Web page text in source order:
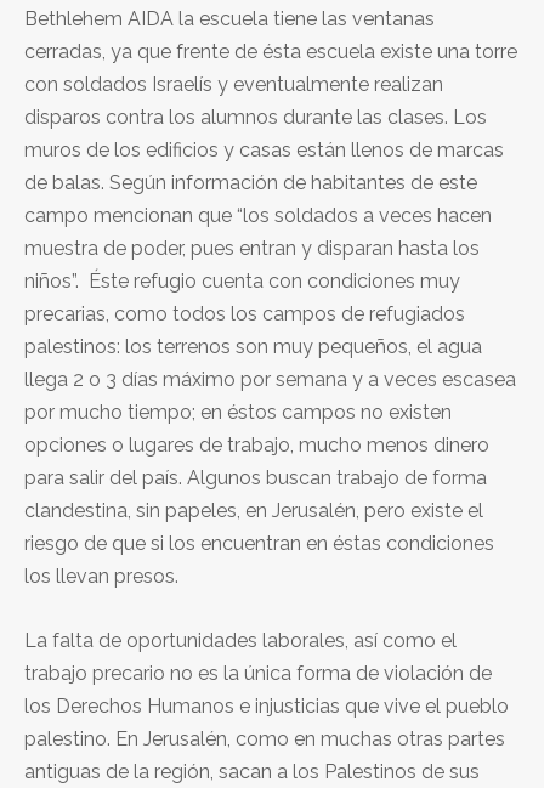
Bethlehem AIDA la escuela tiene las ventanas
cerradas, ya que frente de ésta escuela existe una torre
con soldados Israelís y eventualmente realizan
disparos contra los alumnos durante las clases. Los
muros de los edificios y casas están llenos de marcas
de balas. Según información de habitantes de este
campo mencionan que “los soldados a veces hacen
muestra de poder, pues entran y disparan hasta los
niños”. Éste refugio cuenta con condiciones muy
precarias, como todos los campos de refugiados
palestinos: los terrenos son muy pequeños, el agua
llega 2 o 3 días máximo por semana y a veces escasea
por mucho tiempo; en éstos campos no existen
opciones o lugares de trabajo, mucho menos dinero
para salir del país. Algunos buscan trabajo de forma
clandestina, sin papeles, en Jerusalén, pero existe el
riesgo de que si los encuentran en éstas condiciones
los llevan presos.
La falta de oportunidades laborales, así como el
trabajo precario no es la única forma de violación de
los Derechos Humanos e injusticias que vive el pueblo
palestino. En Jerusalén, como en muchas otras partes
antiguas de la región, sacan a los Palestinos de sus